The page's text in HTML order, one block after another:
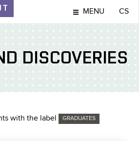
MENU CS
DISCOVERIES
with the label GRADUATES